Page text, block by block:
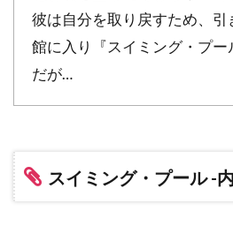
デブラ・ニール＝フィッシャ
デレク・ギブソン
デレ
彼は自分を取り戻すため、
館に入り『スイミング・プ
だが…
スイミング・プール -